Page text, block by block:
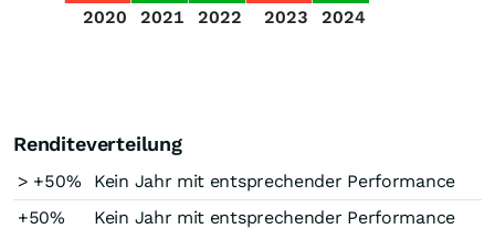
2020
2021 2022 2023 2024
Renditeverteilung
> +50%
Kein Jahr mit entsprechender Performance
+50%
Kein Jahr mit entsprechender Performance